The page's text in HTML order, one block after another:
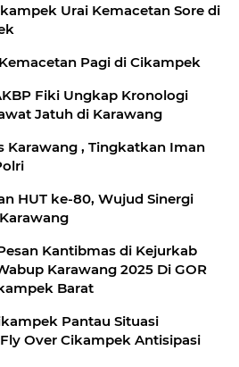
Urai Kemacetan Sore di
Pagi di Cikampek
Fiki Ungkap Kronologi
Jatuh di Karawang
Karawang , Tingkatkan Iman
HUT ke-80, Wujud Sinergi
Kantibmas di Kejurkab
Karawang 2025 Di GOR
Barat
Pantau Situasi
Over Cikampek Antisipasi